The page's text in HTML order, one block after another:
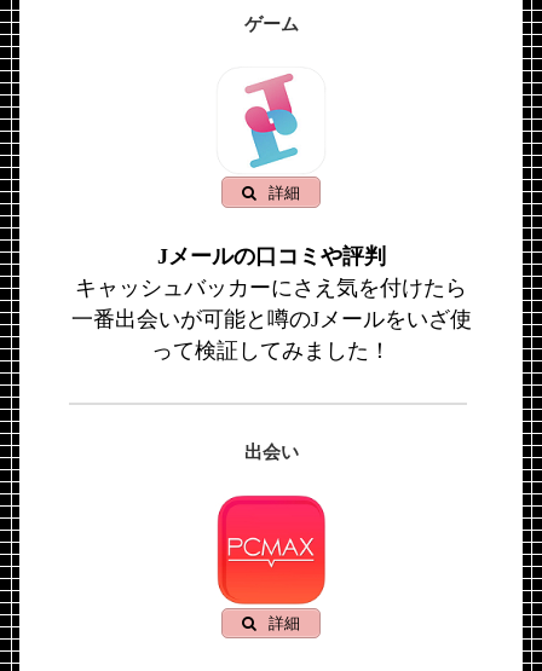
ゲーム
詳細
Jメールの口コミや評判
キャッシュバッカーにさえ気を付けたら
一番出会いが可能と噂のJメールをいざ使
って検証してみました！
出会い
詳細